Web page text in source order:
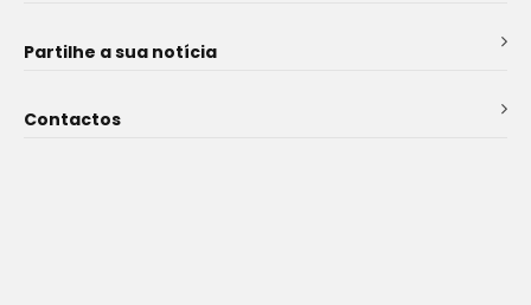
Partilhe a sua notícia
Contactos